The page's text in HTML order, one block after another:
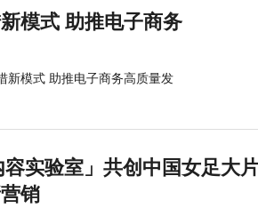
模式 助推电子商务
新模式 助推电子商务高质量发
实验室」共创中国女足大
销